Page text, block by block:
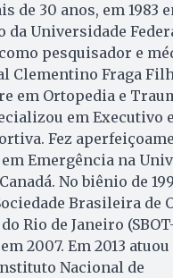
de 30 anos, em 1983
da Universidade
pesquisador e
Clementino Fraga
em Ortopedia e
em Executivo
Fez
Emergência na
No biênio de
Brasileira de
Rio de Janeiro
2007. Em 2013
Nacional de